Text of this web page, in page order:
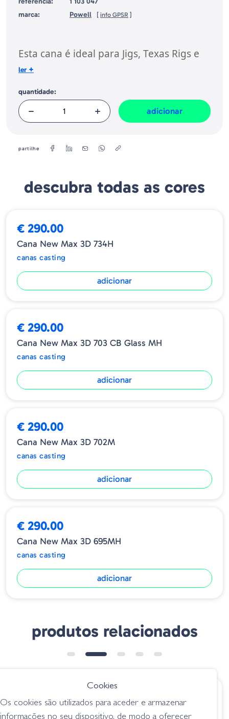
marca:
Powell [ info GPSR ]
Esta cana é ideal para Jigs, Texas Rigs e
Senkos.
ler +
quantidade:
adicionar
partilhe
descubra todas as cores
€ 290.00
Cana New Max 3D 734H
canas casting
adicionar
€ 290.00
Cana New Max 3D 703 CB Glass MH
canas casting
adicionar
€ 290.00
Cana New Max 3D 702M
canas casting
adicionar
€ 290.00
Cana New Max 3D 695MH
canas casting
adicionar
produtos relacionados
€ 290.00
Cana New Max 3D
St. Croix Legend
Cookies
Os cookies são utilizados para aceder e armazenar